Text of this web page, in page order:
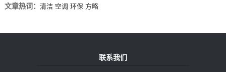
文章热词： 清洁 空调 环保 方略
联系我们